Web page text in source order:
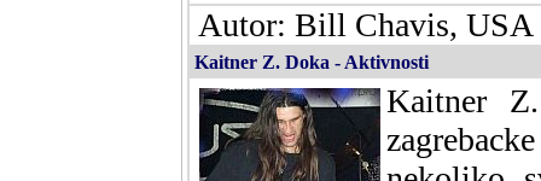
Autor: Bill Chavis, USA
Kaitner Z. Doka - Aktivnosti
Kaitner